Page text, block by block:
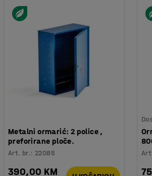
Metalni ormarić: 2 police ,
preforirane ploče.
Art. br.: 22085
390,00 KM